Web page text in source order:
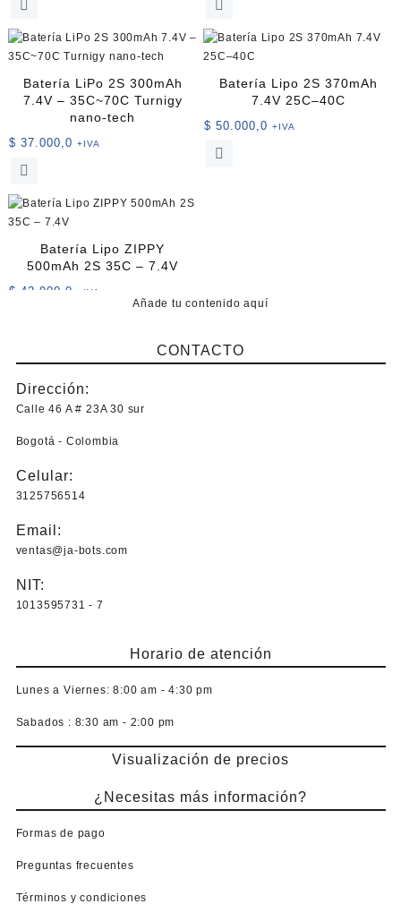
Batería LiPo 2S 300mAh
7.4V – 35C~70C Turnigy
nano-tech
$ 37.000,0 +IVA
Batería Lipo 2S 370mAh
7.4V 25C–40C
$ 50.000,0 +IVA
Batería Lipo ZIPPY
500mAh 2S 35C – 7.4V
$ 42.000,0 +IVA
Añade tu contenido aquí
CONTACTO
Dirección:
Calle 46 A # 23A 30 sur
Bogotá - Colombia
Celular:
3125756514
Email:
ventas@ja-bots.com
NIT:
1013595731 - 7
Horario de atención
Lunes a Viernes: 8:00 am - 4:30 pm
Sabados : 8:30 am - 2:00 pm
Visualización de precios
¿Necesitas más información?
Formas de pago
Preguntas frecuentes
Términos y condiciones